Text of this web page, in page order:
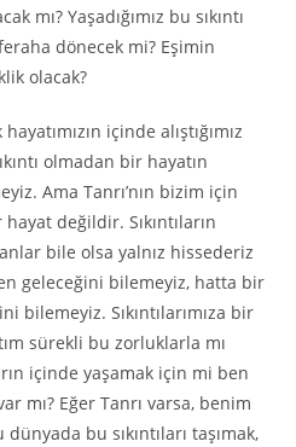
mı? Yaşadığımız bu sıkıntı
dönecek mi? Eşimin
olacak?
içinde alıştığımız
olmadan bir hayatın
Ama Tanrı’nın bizim için
değildir. Sıkıntıların
bile olsa yalnız hissederiz
geleceğini bilemeyiz, hatta bir
bilemeyiz. Sıkıntılarımıza bir
sürekli bu zorluklarla mı
içinde yaşamak için mi ben
mı? Eğer Tanrı varsa, benim
bu sıkıntıları taşımak,